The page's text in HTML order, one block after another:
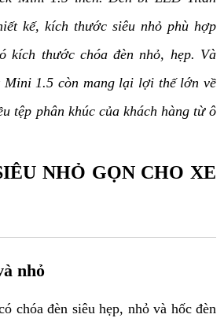
kế, kích thước siêu nhỏ phù hợp
kích thước chóa đèn nhỏ, hẹp. Và
Mini 1.5 còn mang lại lợi thế lớn về
tệp phân khúc của khách hàng từ ô
NHỎ GỌN CHO XE
nhỏ
chóa đèn siêu hẹp, nhỏ và hốc đèn